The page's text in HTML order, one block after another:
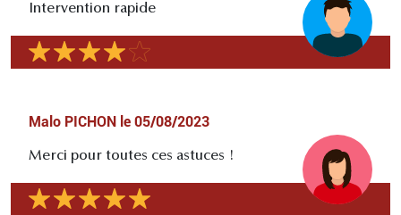
Intervention rapide
Malo PICHON le 05/08/2023
Merci pour toutes ces astuces !